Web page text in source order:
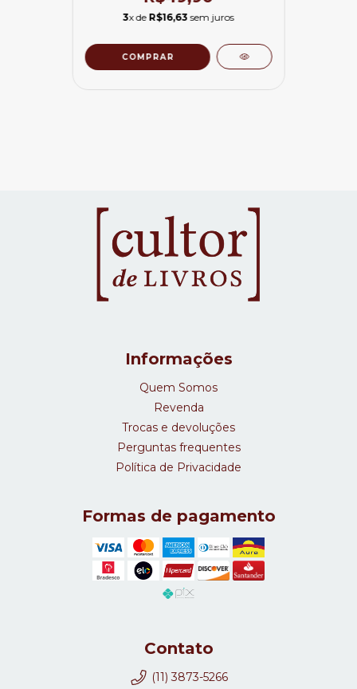
3x de R$16,63 sem juros
Informações
Quem Somos
Revenda
Trocas e devoluções
Perguntas frequentes
Política de Privacidade
Formas de pagamento
Contato
(11) 3873-5266